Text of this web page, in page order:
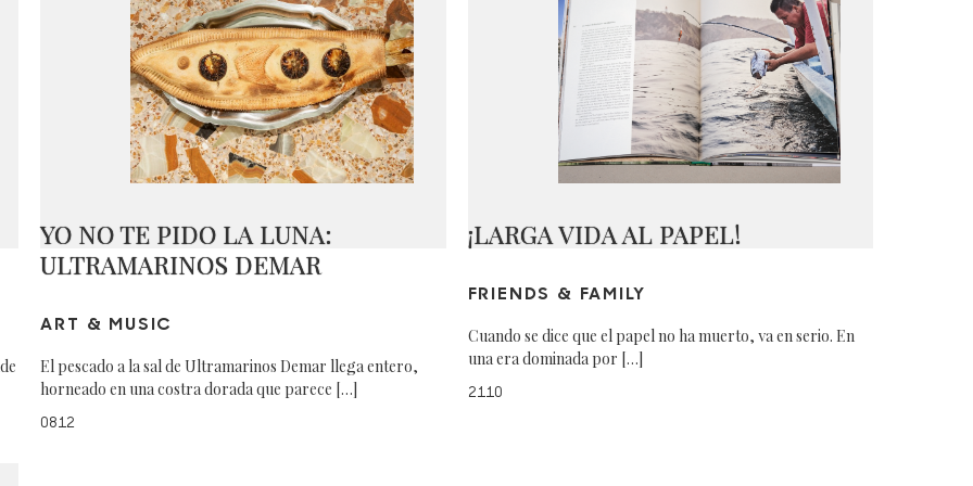
YO NO TE PIDO LA LUNA:
ULTRAMARINOS DEMAR
ART & MUSIC
El pescado a la sal de Ultramarinos Demar llega entero,
horneado en una costra dorada que parece […]
0812
¡LARGA VIDA AL PAPEL!
FRIENDS & FAMILY
Cuando se dice que el papel no ha muerto, va en serio. En
una era dominada por […]
2110